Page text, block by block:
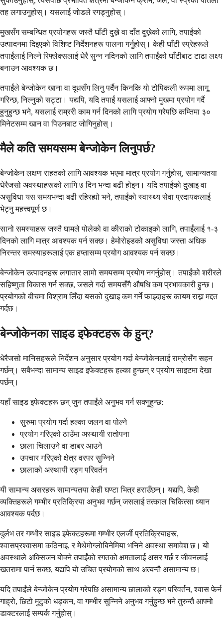
तह लगाउनुहोस्। यसलाई जोडले रगड्नुहोस्।
मुखसँग सम्बन्धित प्रयोगहरू जस्तै घाँटी दुख्ने वा दाँत दुख्नेको लागि, तपाईंको
उत्पादनमा दिइएको विशिष्ट निर्देशनहरू पालना गर्नुहोस्। केही घाँटी स्प्रेहरूले
तपाईंलाई निल्ने रिफ्लेक्सलाई धेरै सुन्न नदिनको लागि तपाईंको घाँटीबाट टाढा लक्ष्य
बनाउन आवश्यक छ।
तपाईंले बेन्जोकेन खाना वा दूधसँग लिनु पर्दैन किनकि यो टोपिकली रूपमा लागू
गरिन्छ, निल्नुको सट्टा। यद्यपि, यदि तपाईं यसलाई आफ्नो मुखमा प्रयोग गर्दै
हुनुहुन्छ भने, यसलाई राम्ररी काम गर्न दिनको लागि प्रयोग गरेपछि कम्तिमा ३०
मिनेटसम्म खान वा पिउनबाट जोगिनुहोस्।
मैले कति समयसम्म बेन्जोकेन लिनुपर्छ?
बेन्जोकेन लक्षण राहतको लागि आवश्यक भएमा मात्र प्रयोग गर्नुहोस्, सामान्यतया
धेरैजसो अवस्थाहरूको लागि ७ दिन भन्दा बढी होइन। यदि तपाईंको दुखाइ वा
असुविधा यस समयभन्दा बढी रहिरह्यो भने, तपाईंको स्वास्थ्य सेवा प्रदायकलाई
भेट्नु महत्त्वपूर्ण छ।
सानो समस्याहरू जस्तै घामले पोलेको वा कीराको टोकाइको लागि, तपाईंलाई १-३
दिनको लागि मात्र आवश्यक पर्न सक्छ। हेमोरोइडको असुविधा जस्ता अधिक
निरन्तर समस्याहरूलाई एक हप्तासम्म प्रयोग आवश्यक पर्न सक्छ।
बेन्जोकेन उत्पादनहरू लगातार लामो समयसम्म प्रयोग नगर्नुहोस्। तपाईंको शरीरले
सहिष्णुता विकास गर्न सक्छ, जसले गर्दा समयसँगै औषधि कम प्रभावकारी हुन्छ।
प्रयोगको बीचमा विश्राम लिँदा यसको दुखाइ कम गर्ने फाइदाहरू कायम राख्न मद्दत
गर्दछ।
बेन्जोकेनका साइड इफेक्टहरू के हुन्?
धेरैजसो मानिसहरूले निर्देशन अनुसार प्रयोग गर्दा बेन्जोकेनलाई राम्रोसँग सहन
गर्छन्। सबैभन्दा सामान्य साइड इफेक्टहरू हल्का हुन्छन् र प्रयोग साइटमा देखा
पर्छन्।
यहाँ साइड इफेक्टहरू छन् जुन तपाईंले अनुभव गर्न सक्नुहुन्छ:
सुरुमा प्रयोग गर्दा हल्का जलन वा पोल्ने
प्रयोग गरिएको ठाउँमा अस्थायी रातोपना
छाला चिलाउने वा डाबर आउने
उपचार गरिएको क्षेत्र वरपर सुन्निने
छालाको अस्थायी रङ्ग परिवर्तन
यी सामान्य असरहरू सामान्यतया केही घण्टा भित्र हराउँछन्। यद्यपि, केही
व्यक्तिहरूले गम्भीर प्रतिक्रिया अनुभव गर्छन् जसलाई तत्काल चिकित्सा ध्यान
आवश्यक पर्दछ।
दुर्लभ तर गम्भीर साइड इफेक्टहरूमा गम्भीर एलर्जी प्रतिक्रियाहरू,
श्वासप्रश्वासमा कठिनाइ, र मेथेमोग्लोबिनेमिया भनिने अवस्था समावेश छ। यो
अवस्थाले अक्सिजन बोक्ने तपाईंको रगतको क्षमतालाई असर गर्छ र जीवनलाई
खतरामा पार्न सक्छ, यद्यपि यो उचित प्रयोगको साथ अत्यन्तै असामान्य छ।
यदि तपाईंले बेन्जोकेन प्रयोग गरेपछि असामान्य छालाको रङ्ग परिवर्तन, श्वास फेर्न
गाह्रो, छिटो मुटुको धड्कन, वा गम्भीर सुन्निने अनुभव गर्नुहुन्छ भने तुरुन्तै आफ्नो
डाक्टरलाई सम्पर्क गर्नुहोस्।